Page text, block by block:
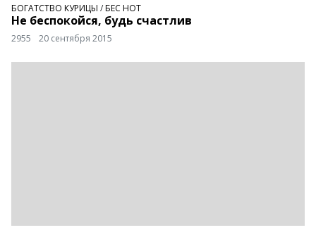
БОГАТСТВО КУРИЦЫ /БЕС НОТ
Не беспокойся, будь счастлив
2955 20 сентября 2015